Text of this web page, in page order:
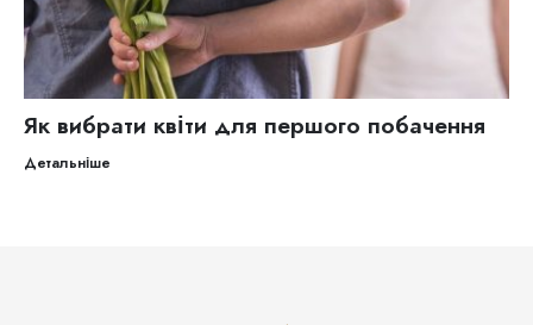
Як вибрати квіти для першого побачення
Детальніше